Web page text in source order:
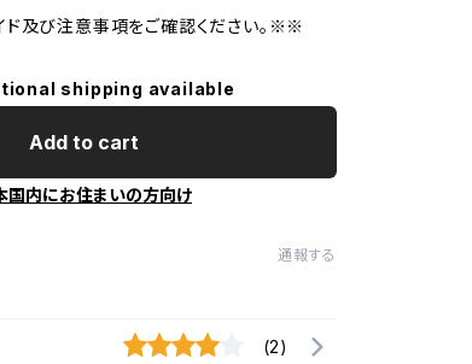
及び注意事項をご確認ください。※※
shipping available
Add to cart
国内にお住まいの方向け
通報する
(2)